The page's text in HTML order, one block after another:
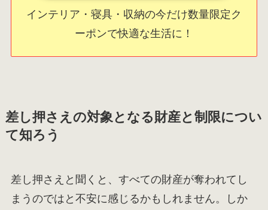
インテリア・寝具・収納の今だけ数量限定ク
ーポンで快適な生活に！
差し押さえの対象となる財産と制限につい
て知ろう
差し押さえと聞くと、すべての財産が奪われてし
まうのではと不安に感じるかもしれません。しか